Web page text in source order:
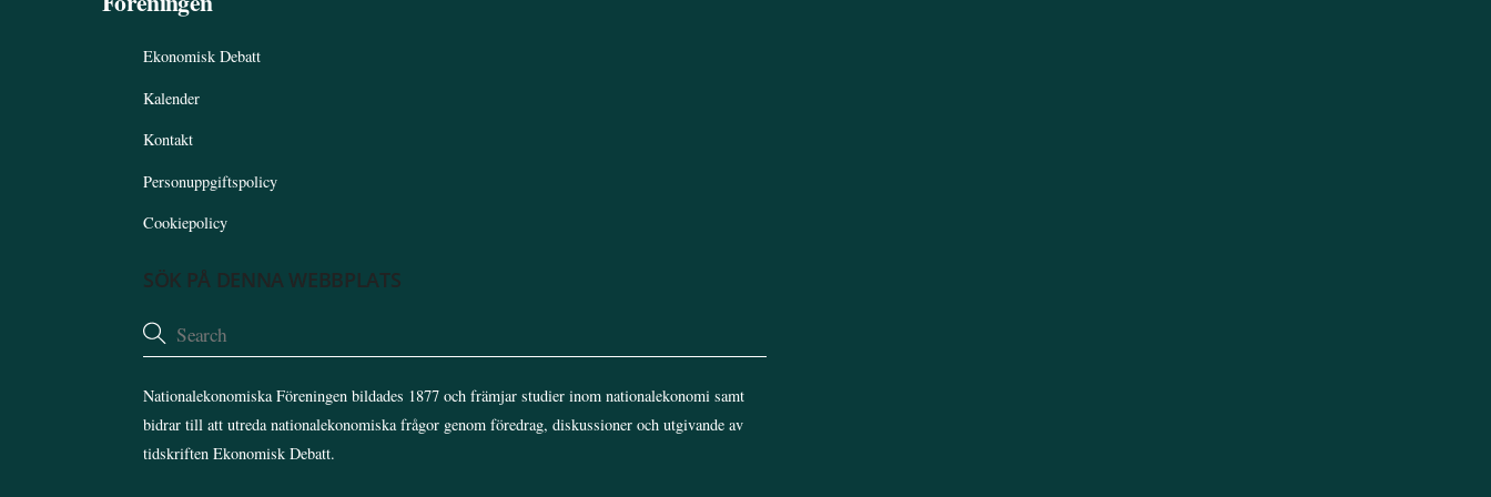
Ekonomisk Debatt
Kalender
Kontakt
Personuppgiftspolicy
Cookiepolicy
SÖK PÅ DENNA WEBBPLATS
Nationalekonomiska Föreningen bildades 1877 och främjar studier inom nationalekonomi samt
bidrar till att utreda nationalekonomiska frågor genom föredrag, diskussioner och utgivande av
tidskriften Ekonomisk Debatt.